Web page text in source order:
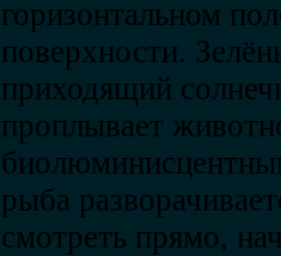
горизонтальном
поверхности.
приходящий
проплывает
рыба
смотреть прямо,